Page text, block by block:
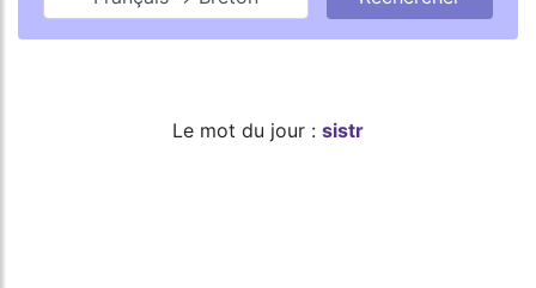
Le mot du jour : sistr